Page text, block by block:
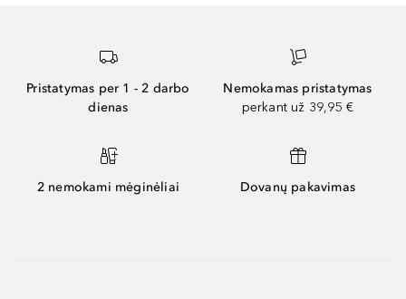
Pristatymas per 1 - 2 darbo
dienas
Nemokamas pristatymas
perkant už 39,95 €
2 nemokami mėginėliai Dovanų pakavimas